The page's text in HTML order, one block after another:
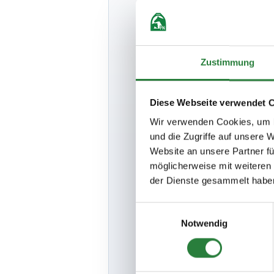
Zustimmung
Diese Webseite verwendet
Wir verwenden Cookies,
und die Zugriffe auf unsere
Website an unsere Partner
möglicherweise mit
der Dienste gesammelt
Notwendig
-Bei mehr
Besitzern von
Schäden, die
an der
Parkflächen
Der
zwischen
Besuchern